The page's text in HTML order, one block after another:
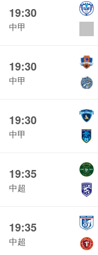
19:30
中甲
19:30
中甲
19:30
中甲
19:35
中超
19:35
中超